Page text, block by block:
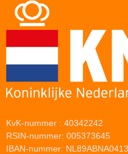
KvK-nummer : 40342242
RSIN-nummer: 005373645
IBAN-nummer: